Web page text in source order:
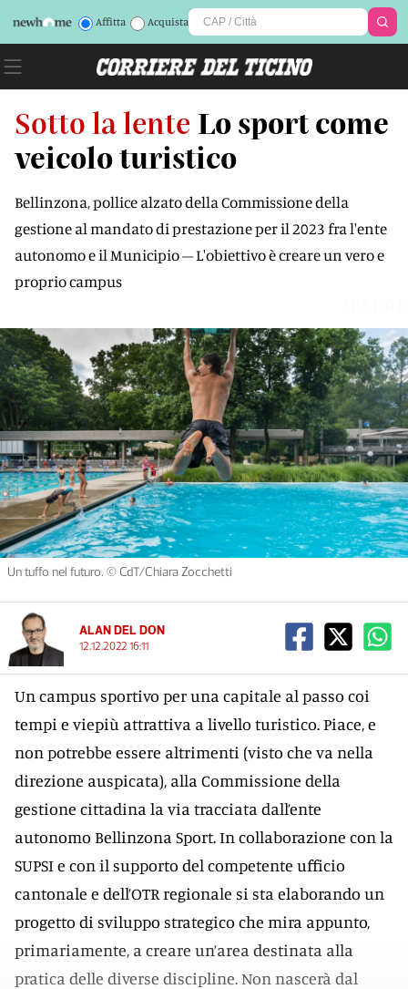
Affitta Acquista
Sotto la lente Lo sport come
veicolo turistico
Bellinzona, pollice alzato della Commissione della
gestione al mandato di prestazione per il 2023 fra l'ente
autonomo e il Municipio – L'obiettivo è creare un vero e
proprio campus
Un tuffo nel futuro. © CdT/Chiara Zocchetti
ALAN DEL DON
12.12.2022 16:11
Un campus sportivo per una capitale al passo coi
tempi e viepiù attrattiva a livello turistico. Piace, e
non potrebbe essere altrimenti (visto che va nella
direzione auspicata), alla Commissione della
gestione cittadina la via tracciata dall’ente
autonomo Bellinzona Sport. In collaborazione con la
SUPSI e con il supporto del competente ufficio
cantonale e dell’OTR regionale si sta elaborando un
progetto di sviluppo strategico che mira appunto,
primariamente, a creare un’area destinata alla
pratica delle diverse discipline. Non nascerà dal